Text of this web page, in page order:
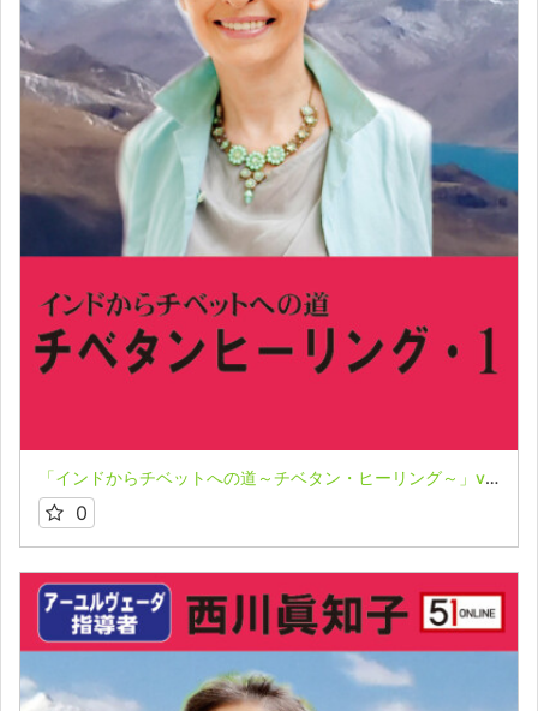
「インドからチベットへの道～チベタン・ヒーリング～」vol.1★西川眞知子
0